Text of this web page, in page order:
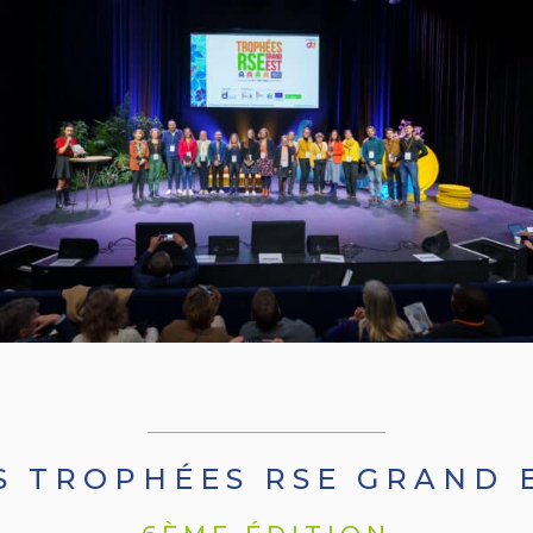
TROPHÉES RSE GRAND